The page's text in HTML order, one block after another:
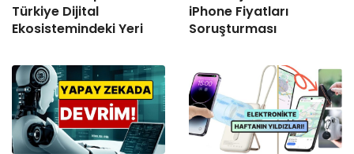
Türkiye Dijital
Ekosistemindeki Yeri
iPhone Fiyatları
Soruşturması